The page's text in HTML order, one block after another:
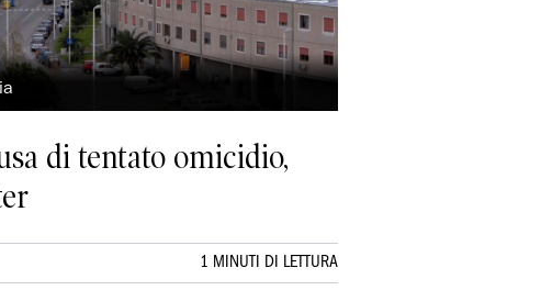
di tentato omicidio,
1 MINUTI DI LETTURA